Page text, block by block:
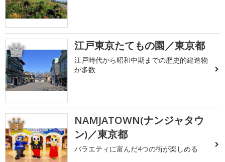
2 江戸東京たてもの園／東京都
江戸時代から昭和中期までの歴史的建造物
が多数
3
NAMJATOWN(ナンジャタウ
ン)／東京都
バラエティに富んだ4つの街が楽しめる